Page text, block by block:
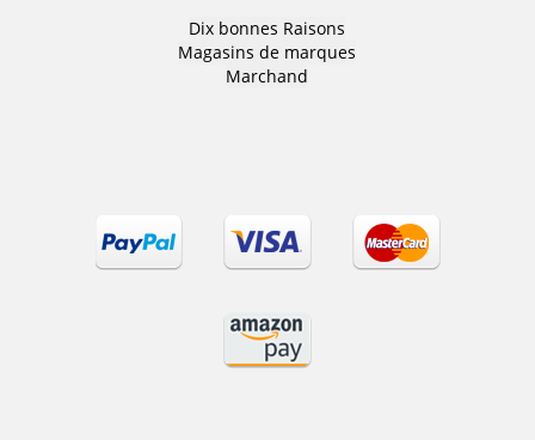
Dix bonnes Raisons
Magasins de marques
Marchand